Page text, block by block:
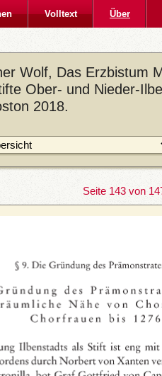
Volltext Über
Wolf, Das Erzbistum
Ober- und Nieder-
2018.
Seite 143 von